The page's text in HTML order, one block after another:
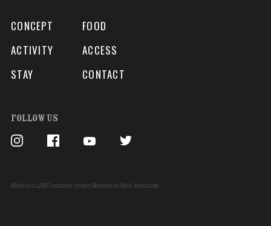
CONCEPT
ACTIVITY
STAY
FOOD
ACCESS
CONTACT
FOLLOW US
©deluxs LABO outdoor resort Boukenno Mori Yamazoe